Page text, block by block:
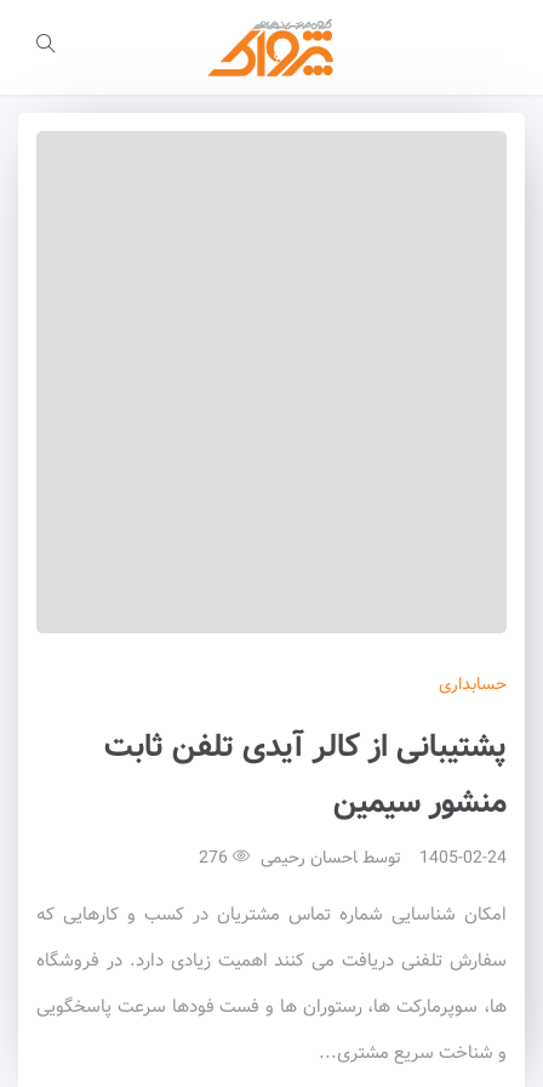
حسابداری
پشتیبانی از کالر آیدی تلفن ثابت
منشور سیمین
1405-02-24 توسط احسان رحیمی
امکان شناسایی شماره تماس مشتریان در کسب و کارهایی که
سفارش تلفنی دریافت می کنند اهمیت زیادی دارد. در فروشگاه
ها، سوپرمارکت ها، رستوران ها و فست فودها سرعت پاسخگویی
و شناخت سریع مشتری...